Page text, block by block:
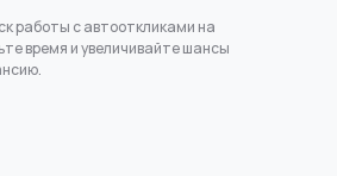
работы с автооткликами на
время и увеличивайте шансы